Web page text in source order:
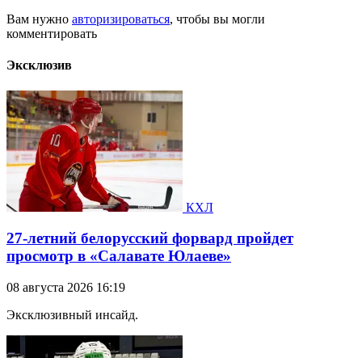
Вам нужно авторизироваться, чтобы вы могли
комментировать
Эксклюзив
КХЛ
27-летний белорусский форвард пройдет
просмотр в «Салавате Юлаеве»
08 августа 2026 16:19
Эксклюзивный инсайд.